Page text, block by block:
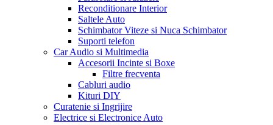
Reconditionare Interior
Saltele Auto
Schimbator Viteze si Nuca Schimbator
Suporti telefon
Car Audio si Multimedia
Accesorii Incinte si Boxe
Filtre frecventa
Cabluri audio
Kituri DIY
Curatenie si Ingrijire
Electrice si Electronice Auto